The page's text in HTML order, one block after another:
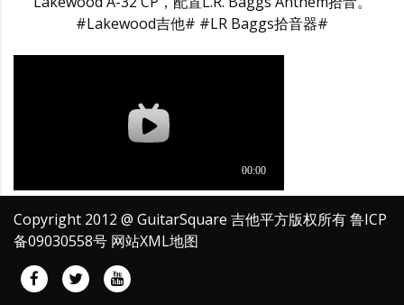
#Lakewood吉他# #LR Baggs拾音器#
Copyright 2012 @ GuitarSquare 吉他平方版权所有鲁ICP
备09030558号 网站XML地图